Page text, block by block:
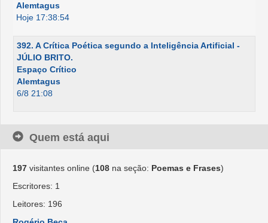
Alemtagus
Hoje 17:38:54
392. A Crítica Poética segundo a Inteligência Artificial -
JÚLIO BRITO.
Espaço Crítico
Alemtagus
6/8 21:08
Quem está aqui
197 visitantes online (108 na seção: Poemas e Frases)
Escritores: 1
Leitores: 196